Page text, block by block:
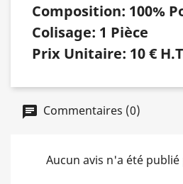
Composition: 100%
Colisage: 1 Pièce
Prix Unitaire: 10 €
Commentaires (0)
Aucun avis n'a été